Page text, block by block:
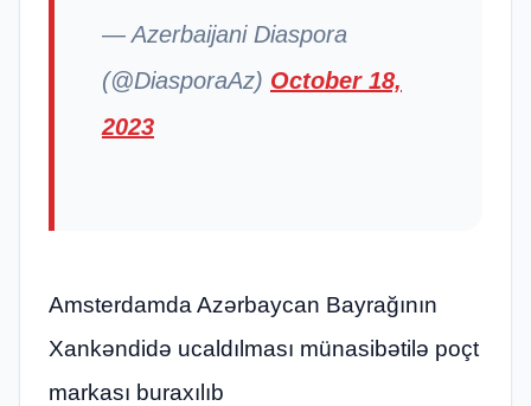
— Azerbaijani Diaspora
(@DiasporaAz) October 18,
2023
Amsterdamda Azərbaycan Bayrağının
Xankəndidə ucaldılması münasibətilə poçt
markası buraxılıb